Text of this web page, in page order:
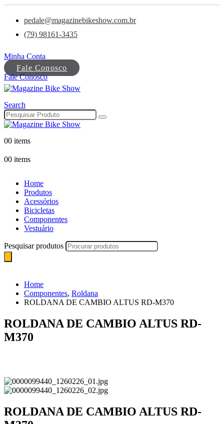
pedale@magazinebikeshow.com.br
(79) 98161-3435
Minha Conta
Fale Conosco
Fale Conosco
Search
00 items
00 items
Home
Produtos
Acessórios
Bicicletas
Componentes
Vestuário
Pesquisar produtos
Home
Componentes, Roldana
ROLDANA DE CAMBIO ALTUS RD-M370
ROLDANA DE CAMBIO ALTUS RD-
M370
ROLDANA DE CAMBIO ALTUS RD-